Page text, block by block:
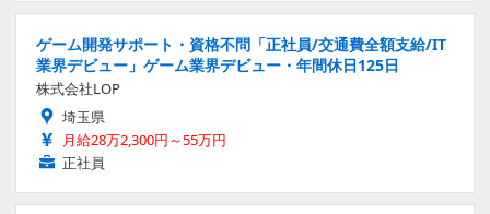
ゲーム開発サポート・資格不問「正社員/交通費全額支給/IT
業界デビュー」ゲーム業界デビュー・年間休日125日
株式会社LOP
埼玉県
月給28万2,300円～55万円
正社員